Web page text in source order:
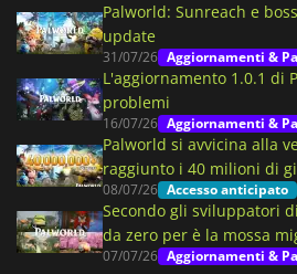
Palworld: Sunreach e
update
31/07/26 Aggiornamenti &
L'aggiornamento 1.0.1 di
problemi
16/07/26 Aggiornamenti &
Palworld si avvicina alla
raggiunto i 40 milioni di
08/07/26 Accesso anticipato
Secondo gli sviluppatori
da zero per è la mossa
07/07/26 Aggiornamenti &